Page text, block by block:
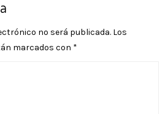
no será publicada. Los
marcados con *